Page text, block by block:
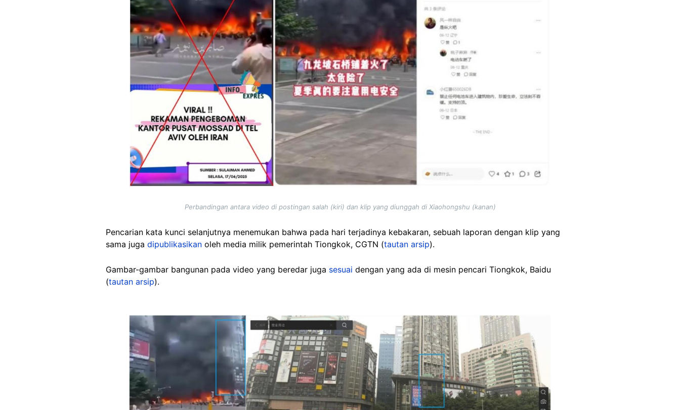
Perbandingan antara video di postingan salah (kiri) dan klip yang diunggah di Xiaohongshu (kanan)
Pencarian kata kunci selanjutnya menemukan bahwa pada hari terjadinya kebakaran, sebuah laporan dengan klip yang
sama juga dipublikasikan oleh media milik pemerintah Tiongkok, CGTN (tautan arsip).
Gambar-gambar bangunan pada video yang beredar juga sesuai dengan yang ada di mesin pencari Tiongkok, Baidu
(tautan arsip).